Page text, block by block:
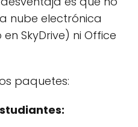
nube electrónica
SkyDrive) ni Office
paquetes: